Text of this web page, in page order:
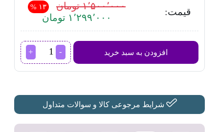
قیمت:
۱٬۵۰۰٬۰۰۰ تومان ۱۳ %
۱٬۲۹۹٬۰۰۰ تومان
افزودن به سبد خرید
فلاسک
اورانوس
عدد
شرایط مرجوعی کالا و سوالات متداول